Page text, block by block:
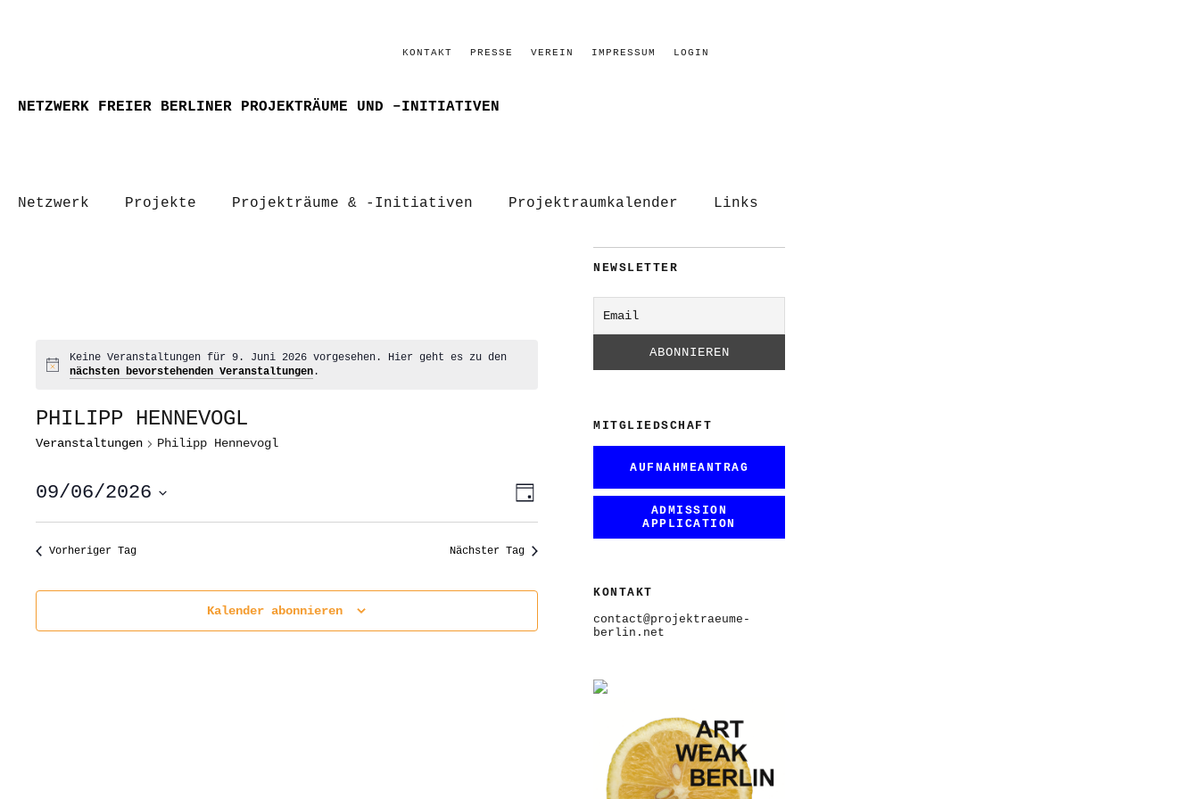
KONTAKT PRESSE VEREIN IMPRESSUM LOGIN
NETZWERK FREIER BERLINER PROJEKTRÄUME UND –INITIATIVEN
Netzwerk Projekte Projekträume & -Initiativen Projektraumkalender Links
Hinweis
Keine Veranstaltungen für 9. Juni 2026 vorgesehen. Hier geht es zu den
nächsten bevorstehenden Veranstaltungen .
PHILIPP HENNEVOGL
Veranstaltungen Philipp Hennevogl
ANSICHTEN-
NAVIGATION
VERANSTALTUNG
ANSICHTEN-
Tag
09/06/2026
wählen.
Vorheriger Tag Nächster Tag
Kalender abonnieren
NEWSLETTER
MITGLIEDSCHAFT
AUFNAHMEANTRAG
ADMISSION
APPLICATION
KONTAKT
contact@projektraeume-
berlin.net